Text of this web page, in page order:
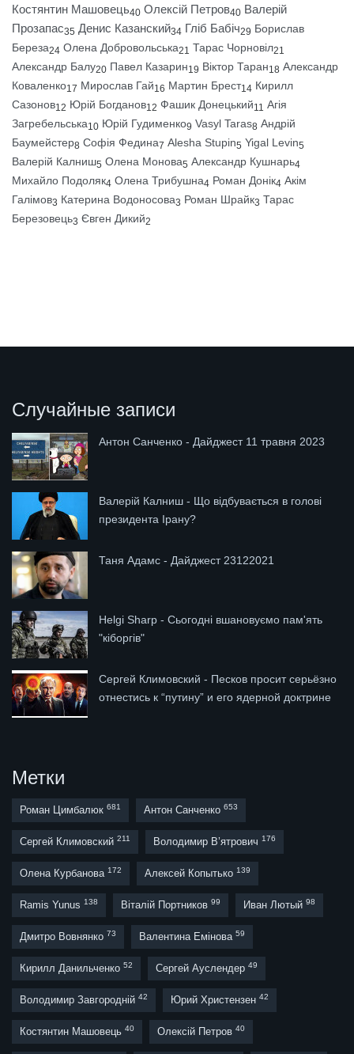
Костянтин Машовець40 Олексій Петров40 Валерій
Прозапас35 Денис Казанский34 Гліб Бабіч29 Борислав
Береза24 Олена Добровольська21 Тарас Чорновіл21
Александр Балу20 Павел Казарин19 Віктор Таран18 Александр
Коваленко17 Мирослав Гай16 Мартин Брест14 Кирилл
Сазонов12 Юрій Богданов12 Фашик Донецький11 Агія
Загребельська10 Юрій Гудименко9 Vasyl Taras8 Андрій
Баумейстер8 Софія Федина7 Alesha Stupin5 Yigal Levin5
Валерій Калниш5 Олена Монова5 Александр Кушнарь4
Михайло Подоляк4 Олена Трибушна4 Роман Донік4 Акім
Галімов3 Катерина Водоносова3 Роман Шрайк3 Тарас
Березовець3 Євген Дикий2
Случайные записи
Антон Санченко - Дайджест 11 травня 2023
Валерій Калниш - Що відбувається в голові
президента Ірану?
Таня Адамс - Дайджест 23122021
Helgi Sharp - Сьогодні вшановуємо пам'ять
"кіборгів"
Сергей Климовский - Песков просит серьёзно
отнестись к “путину” и его ядерной доктрине
Метки
Роман Цимбалюк 681 Антон Санченко 653
Сергей Климовский 211 Володимир В’ятрович 176
Олена Курбанова 172 Алексей Копытько 139
Ramis Yunus 138 Віталій Портников 99 Иван Лютый 98
Дмитро Вовнянко 73 Валентина Емінова 59
Кирилл Данильченко 52 Сергей Ауслендер 49
Володимир Завгородній 42 Юрий Христензен 42
Костянтин Машовець 40 Олексій Петров 40